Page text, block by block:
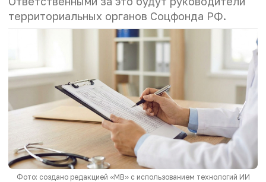
территориальных органов Соцфонда РФ.
Фото: создано редакцией «МВ» с использованием технологий ИИ